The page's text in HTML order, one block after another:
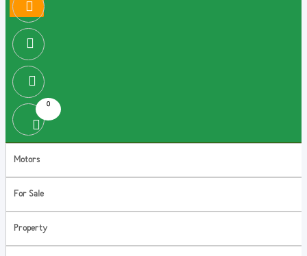
0
Motors
For Sale
Property